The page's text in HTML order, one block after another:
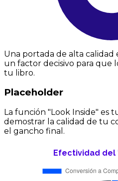
Una portada de alta
un factor decisivo para que
tu libro.
Placeholder
La función "Look Inside" es
demostrar la calidad de tu
el gancho final.